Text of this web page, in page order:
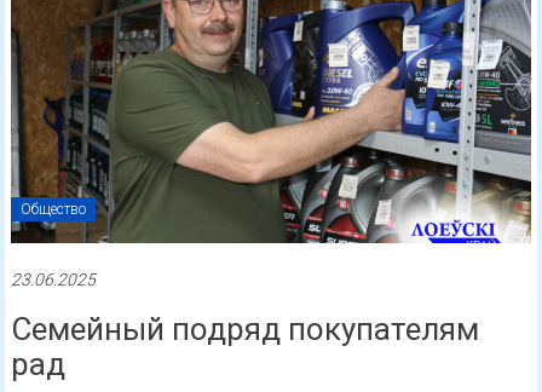
Общество
23.06.2025
Семейный подряд покупателям
рад